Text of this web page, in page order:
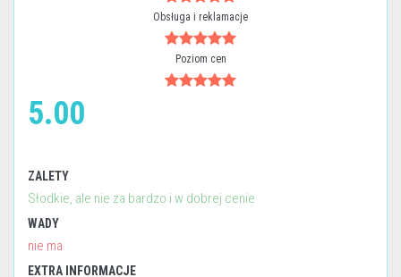
Obsługa i reklamacje
Poziom cen
5.00
ZALETY
Słodkie, ale nie za bardzo i w dobrej cenie
WADY
nie ma
EXTRA INFORMACJE